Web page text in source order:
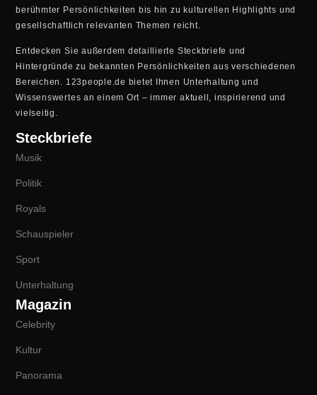
berühmter Persönlichkeiten bis hin zu kulturellen Highlights und
gesellschaftlich relevanten Themen reicht.
Entdecken Sie außerdem detaillierte Steckbriefe und
Hintergründe zu bekannten Persönlichkeiten aus verschiedenen
Bereichen. 123people.de bietet Ihnen Unterhaltung und
Wissenswertes an einem Ort – immer aktuell, inspirierend und
vielseitig.
Steckbriefe
Musik
Politik
Royals
Schauspieler
Sport
Unterhaltung
Magazin
Celebrity
Kultur
Panorama